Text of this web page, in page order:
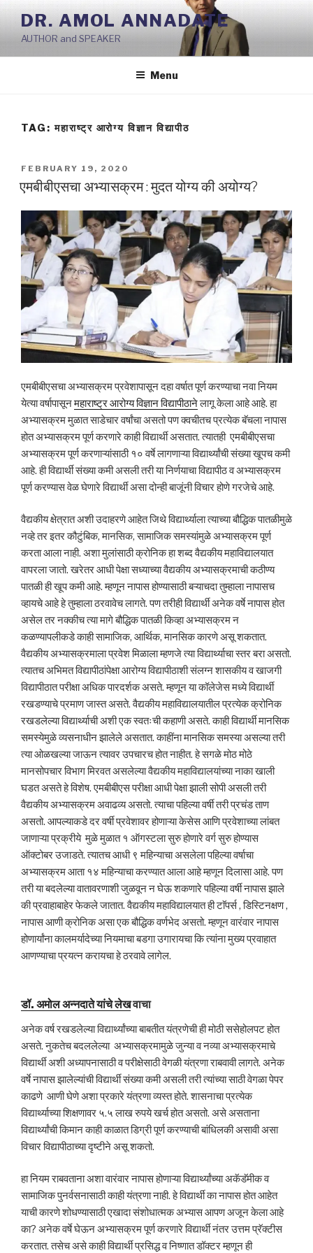
Skip
content
DR. AMOL ANNADATE
AUTHOR and SPEAKER
Menu
TAG:महाराष्ट्र आरोग्य विज्ञान विद्यापीठ
POSTED
ON
FEBRUARY 19, 2020
एमबीबीएसचा अभ्यासक्रम : मुदत योग्य की अयोग्य?
एमबीबीएसचा अभ्यासक्रम प्रवेशापासून दहा वर्षात पूर्ण करण्याचा नवा नियम
येत्या वर्षापासूनमहाराष्ट्र आरोग्य विज्ञान विद्यापीठानेलागू केला आहे आहे. हा
अभ्यासक्रम मुळात साडेचार वर्षांचा असतो पण क्वचीतच प्रत्येक बॅचला नापास
होत अभ्यासक्रम पूर्ण करणारे काही विद्यार्थी असतात. त्यातही एमबीबीएसचा
अभ्यासक्रम पूर्ण करणाऱ्यांसाठी १० वर्षे लागणाऱ्या विद्यार्थ्यांची संख्या खूपच कमी
आहे. ही विद्यार्थी संख्या कमी असली तरी या निर्णयाचा विद्यापीठ व अभ्यासक्रम
पूर्ण करण्यास वेळ घेणारे विद्यार्थी असा दोन्ही बाजूंनी विचार होणे गरजेचे आहे.
वैद्यकीय क्षेत्रात अशी उदाहरणे आहेत जिथे विद्यार्थ्याला त्याच्या बौद्धिक पातळीमुळे
नव्हे तर इतर कौटुंबिक, मानसिक, सामाजिक समस्यांमुळे अभ्यासक्रम पूर्ण
करता आला नाही. अशा मुलांसाठी क्रोनिक हा शब्द वैद्यकीय महाविद्यालयात
वापरला जातो. खरेतर आधी पेक्षा सध्याच्या वैद्यकीय अभ्यासक्रमाची कठीण्य
पातळी ही खूप कमी आहे. म्हणून नापास होण्यासाठी बऱ्याचदा तुम्हाला नापासच
व्हायचे आहे हे तुम्हाला ठरवावेच लागते. पण तरीही विद्यार्थी अनेक वर्षे नापास होत
असेल तर नक्कीच त्या मागे बौद्धिक पातळी किव्हा अभ्यासक्रम न
कळण्यापलीकडे काही सामाजिक, आर्थिक, मानसिक कारणे असू शकतात.
वैद्यकीय अभ्यासक्रमाला प्रवेश मिळाला म्हणजे त्या विद्यार्थ्याचा स्तर बरा असतो.
त्यातच अभिमत विद्यापीठांपेक्षा आरोग्य विद्यापीठाशी संलग्न शासकीय व खाजगी
विद्यापीठात परीक्षा अधिक पारदर्शक असते. म्हणून या कॉलेजेस मध्ये विद्यार्थी
रखडण्याचे प्रमाण जास्त असते. वैद्यकीय महाविद्यालयातील प्रत्येक क्रोनिक
रखडलेल्या विद्यार्थ्याची अशी एक स्वतःची कहाणी असते. काही विद्यार्थी मानसिक
समस्येमुळे व्यसनाधीन झालेले असतात. काहींना मानसिक समस्या असल्या तरी
त्या ओळखल्या जाऊन त्यावर उपचारच होत नाहीत. हे सगळे मोठ मोठे
मानसोपचार विभाग मिरवत असलेल्या वैद्यकीय महाविद्यालयांच्या नाका खाली
घडत असते हे विशेष. एमबीबीएस परीक्षा आधी पेक्षा झाली सोपी असली तरी
वैद्यकीय अभ्यासक्रम अवाढव्य असतो. त्याचा पहिल्या वर्षी तरी प्रचंड ताण
असतो. आपल्याकडे दर वर्षी प्रवेशावर होणाऱ्या केसेस आणि प्रवेशाच्या लांबत
जाणाऱ्या प्रक्रीये मुळे मुळात १ ऑगस्टला सुरु होणारे वर्ग सुरु होण्यास
ऑक्टोबर उजाडते. त्यातच आधी ९ महिन्याचा असलेला पहिल्या वर्षाचा
अभ्यासक्रम आता १४ महिन्याचा करण्यात आला आहे म्हणून दिलासा आहे. पण
तरी या बदलेल्या वातावरणाशी जुळवून न घेऊ शकणारे पहिल्या वर्षी नापास झाले
की प्रवाहाबाहेर फेकले जातात. वैद्यकीय महाविद्यालयात ही टाॅपर्स , डिस्टिनक्षण ,
नापास आणी क्रोनिक असा एक बौद्धिक वर्णभेद असतो. म्हणून वारंवार नापास
होणार्यांना कालमर्यादेच्या नियमाचा बडगा उगारायचा कि त्यांना मुख्य प्रवाहात
आणण्याचा प्रयत्न करायचा हे ठरवावे लागेल.
डॉ. अमोल अन्नदाते यांचे लेखवाचा
अनेक वर्ष रखडलेल्या विद्यार्थ्यांच्या बाबतीत यंत्रणेची ही मोठी ससेहोलपट होत
असते. नुकतेच बदललेल्या अभ्यासक्रमामुळे जुन्या व नव्या अभ्यासक्रमाचे
विद्यार्थी अशी अध्यापनासाठी व परीक्षेसाठी वेगळी यंत्रणा राबवावी लागते. अनेक
वर्षे नापास झालेल्यांची विद्यार्थी संख्या कमी असली तरी त्यांच्या साठी वेगळा पेपर
काढणे आणी घेणे अशा प्रकारे यंत्रणा व्यस्त होते. शासनाचा प्रत्येक
विद्यार्थ्याच्या शिक्षणावर ५.५ लाख रुपये खर्च होत असतो. असे असताना
विद्यार्थ्यांची किमान काही काळात डिग्री पूर्ण करण्याची बांधिलकी असावी असा
विचार विद्यापीठाच्या दृष्टीने असू शकतो.
हा नियम राबवताना अशा वारंवार नापास होणाऱ्या विद्यार्थ्यांच्या अकॅडॅमीक व
सामाजिक पुनर्वसनासाठी काही यंत्रणा नाही. हे विद्यार्थी का नापास होत आहेत
याची कारणे शोधण्यासाठी एखादा संशोधात्मक अभ्यास आपण अजून केला आहे
का? अनेक वर्षे घेऊन अभ्यासक्रम पूर्ण करणारे विद्यार्थी नंतर उत्तम प्रॅक्टीस
करतात. तसेच असे काही विद्यार्थी प्रसिद्ध व निष्णात डॉक्टर म्हणून ही